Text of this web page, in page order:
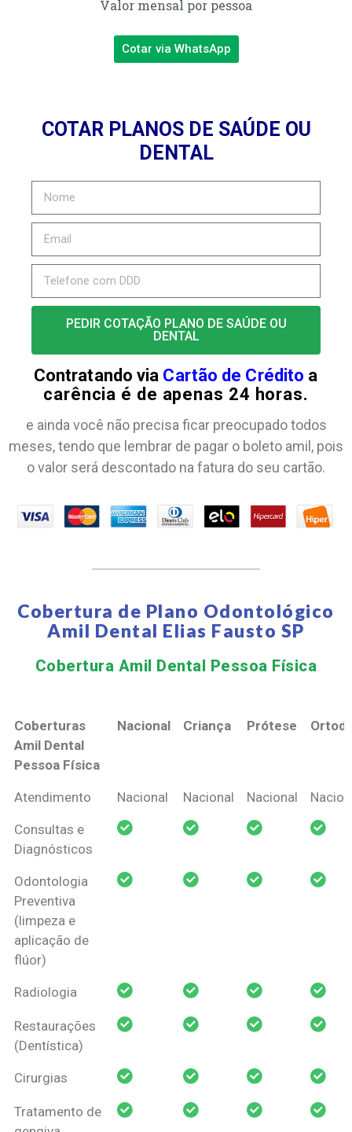
Valor mensal por pessoa
Cotar via WhatsApp
COTAR PLANOS DE SAÚDE OU
DENTAL
PEDIR COTAÇÃO PLANO DE SAÚDE OU
DENTAL
Contratando via Cartão de Crédito a
carência é de apenas 24 horas.
e ainda você não precisa ficar preocupado todos
meses, tendo que lembrar de pagar o boleto amil, pois
o valor será descontado na fatura do seu cartão.
Cobertura de Plano Odontológico
Amil Dental Elias Fausto SP
Cobertura Amil Dental Pessoa Física​
Coberturas
Amil Dental
Pessoa Física
Nacional Criança Prótese
Coberturas
Pessoa Física
Nacional Criança Prótese
Atendimento Nacional Nacional Nacional
Consultas e
Diagnósticos
Odontologia
Preventiva
(limpeza e
aplicação de
flúor)
Radiologia
Restaurações
(Dentística)
Cirurgias
Tratamento de